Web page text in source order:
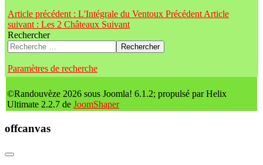
Article précédent : L'Intégrale du Ventoux Précédent Article
suivant : Les 2 Châteaux Suivant
Rechercher
Rechercher
Paramètres de recherche
©Randouvèze 2026 sous Joomla! 6.1.2; propulsé par Helix
Ultimate 2.2.7 de JoomShaper
offcanvas